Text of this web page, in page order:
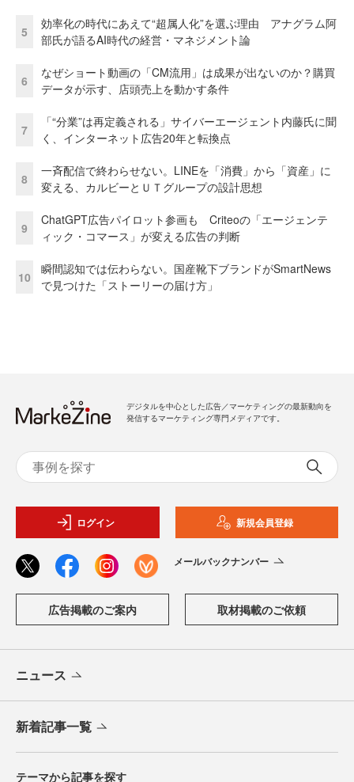
5
効率化の時代にあえて“超属人化”を選ぶ理由 アナグラム阿
部氏が語るAI時代の経営・マネジメント論
6
なぜショート動画の「CM流用」は成果が出ないのか？購買
データが示す、店頭売上を動かす条件
7
「“分業”は再定義される」サイバーエージェント内藤氏に聞
く、インターネット広告20年と転換点
8
一斉配信で終わらせない。LINEを「消費」から「資産」に
変える、カルビーとＵＴグループの設計思想
9
ChatGPT広告パイロット参画も Criteoの「エージェンテ
ィック・コマース」が変える広告の判断
10
瞬間認知では伝わらない。国産靴下ブランドがSmartNews
で見つけた「ストーリーの届け方」
デジタルを中心とした広告／マーケティングの最新動向を
発信するマーケティング専門メディアです。
ログイン 新規会員登録
メールバックナンバー
広告掲載のご案内 取材掲載のご依頼
ニュース
新着記事一覧
テーマから記事を探す